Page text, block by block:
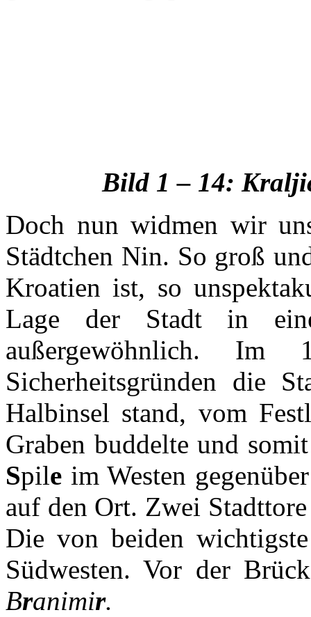
Bild 1 – 14:
Doch nun widmen wir
Städtchen Nin. So groß
Kroatien ist, so
Lage der Stadt in
außergewöhnlich. Im
Sicherheitsgründen die
Halbinsel stand, vom
Graben buddelte und
Spile im Westen
auf den Ort. Zwei
Die von beiden
Südwesten. Vor der
Branimir.